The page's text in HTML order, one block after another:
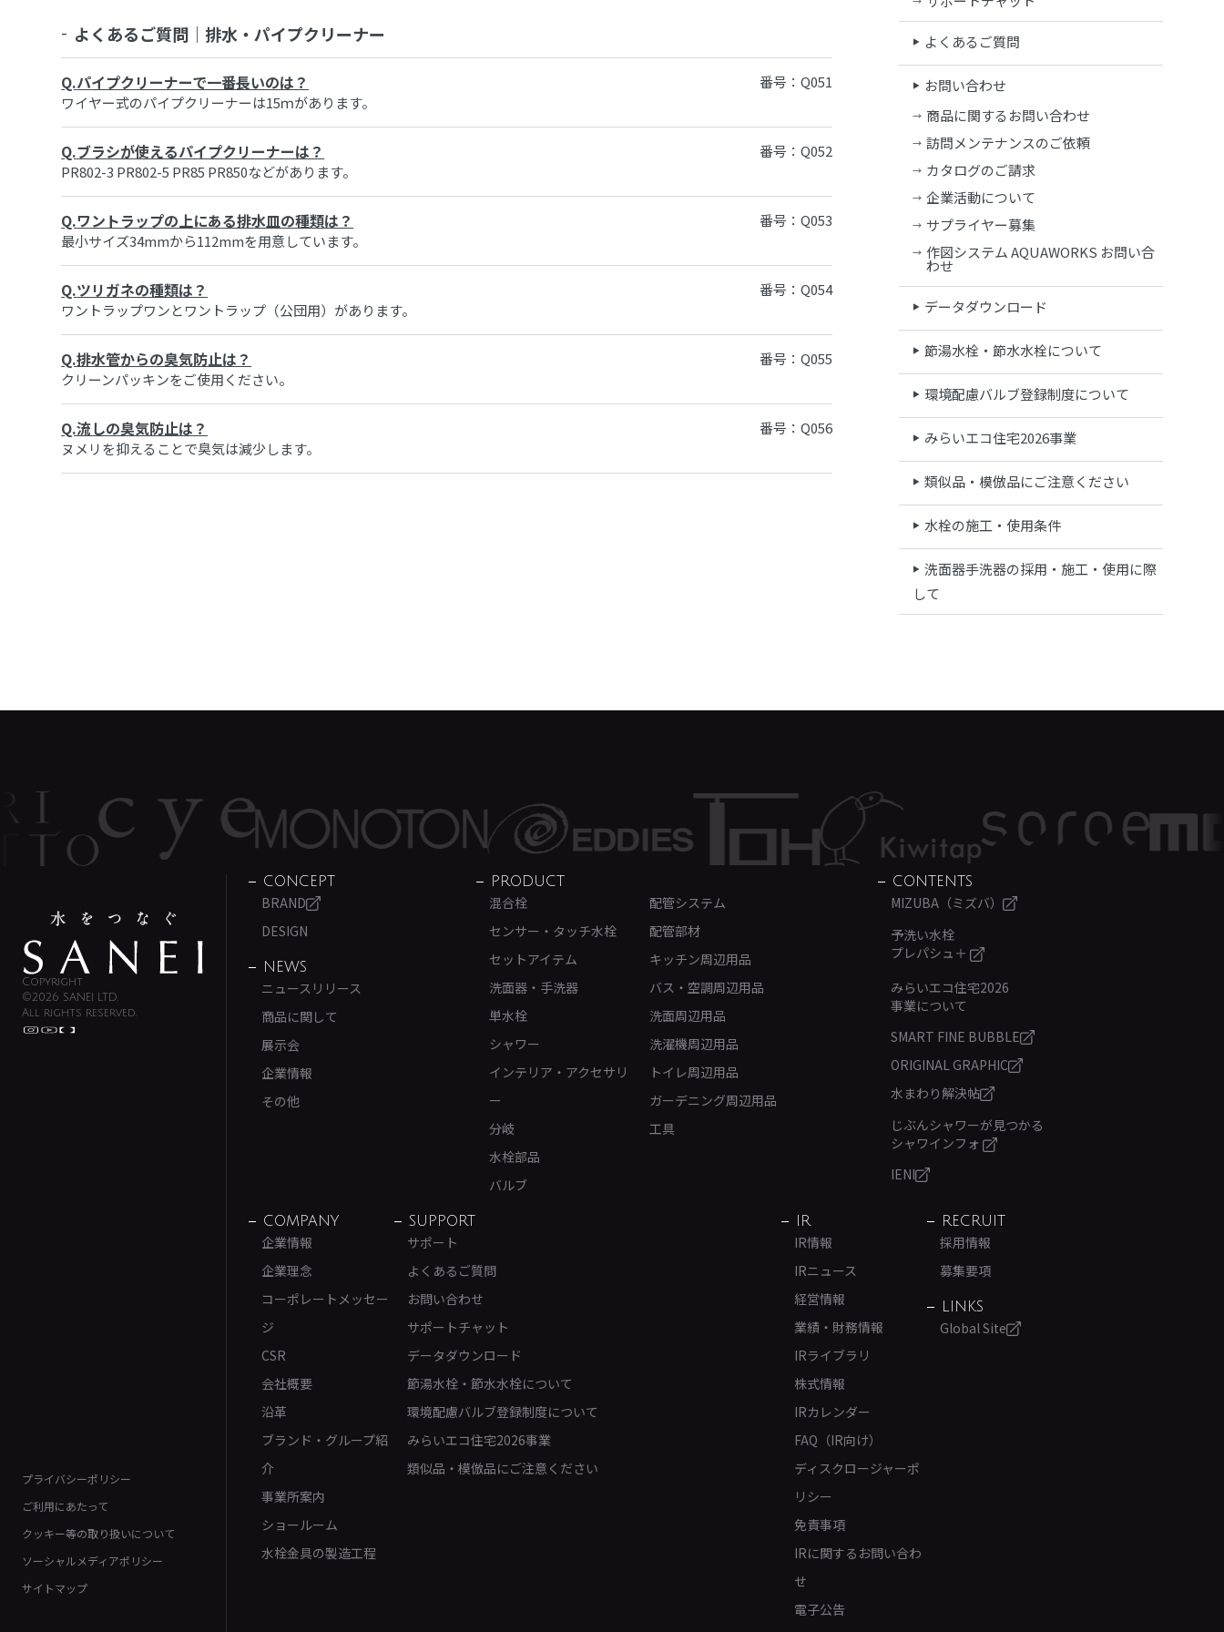
よくあるご質問 ｜ 排水・パイプクリーナー
番号：Q051
Q.パイプクリーナーで一番長いのは？
ワイヤー式のパイプクリーナーは15ｍがあります。
番号：Q052
Q.ブラシが使えるパイプクリーナーは？
PR802-3 PR802-5 PR85 PR850などがあります。
番号：Q053
Q.ワントラップの上にある排水皿の種類は？
最小サイズ34mmから112mmを用意しています。
番号：Q054
Q.ツリガネの種類は？
ワントラップワンとワントラップ（公団用）があります。
番号：Q055
Q.排水管からの臭気防止は？
クリーンパッキンをご使用ください。
番号：Q056
Q.流しの臭気防止は？
ヌメリを抑えることで臭気は減少します。
よくあるご質問
お問い合わせ
商品に関するお問い合わせ
訪問メンテナンスのご依頼
カタログのご請求
企業活動について
サプライヤー募集
作図システム AQUAWORKS お問い合
わせ
データダウンロード
節湯水栓・節水水栓について
環境配慮バルブ登録制度について
みらいエコ住宅2026事業
類似品・模倣品にご注意ください
水栓の施工・使用条件
洗面器手洗器の採用・施工・使用に際
して
Copyright
©2026 SANEI LTD.
All rights reserved.
プライバシーポリシー
ご利用にあたって
クッキー等の取り扱いについて
ソーシャルメディアポリシー
サイトマップ
CONCEPT
BRAND
DESIGN
NEWS
ニュースリリース
商品に関して
展示会
企業情報
その他
PRODUCT
混合栓
センサー・タッチ水栓
セットアイテム
洗面器・手洗器
単水栓
シャワー
インテリア・アクセサリ
ー
分岐
水栓部品
バルブ
配管システム
配管部材
キッチン周辺用品
バス・空調周辺用品
洗面周辺用品
洗濯機周辺用品
トイレ周辺用品
ガーデニング周辺用品
工具
CONTENTS
MIZUBA（ミズバ）
予洗い水栓
プレパシュ＋
みらいエコ住宅2026
事業について
SMART FINE BUBBLE
ORIGINAL GRAPHIC
水まわり解決帖
じぶんシャワーが見つかる
シャワインフォ
IENI
COMPANY
企業情報
企業理念
コーポレートメッセー
ジ
CSR
会社概要
沿革
ブランド・グループ紹
介
事業所案内
ショールーム
水栓金具の製造工程
SUPPORT
サポート
よくあるご質問
お問い合わせ
サポートチャット
データダウンロード
節湯水栓・節水水栓について
環境配慮バルブ登録制度について
みらいエコ住宅2026事業
類似品・模倣品にご注意ください
IR
IR情報
IRニュース
経営情報
業績・財務情報
IRライブラリ
株式情報
IRカレンダー
FAQ（IR向け）
ディスクロージャーポ
リシー
免責事項
IRに関するお問い合わ
せ
電子公告
RECRUIT
採用情報
募集要項
LINKS
Global Site